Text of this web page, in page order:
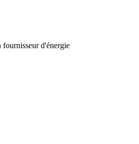
fournisseur d'énergie